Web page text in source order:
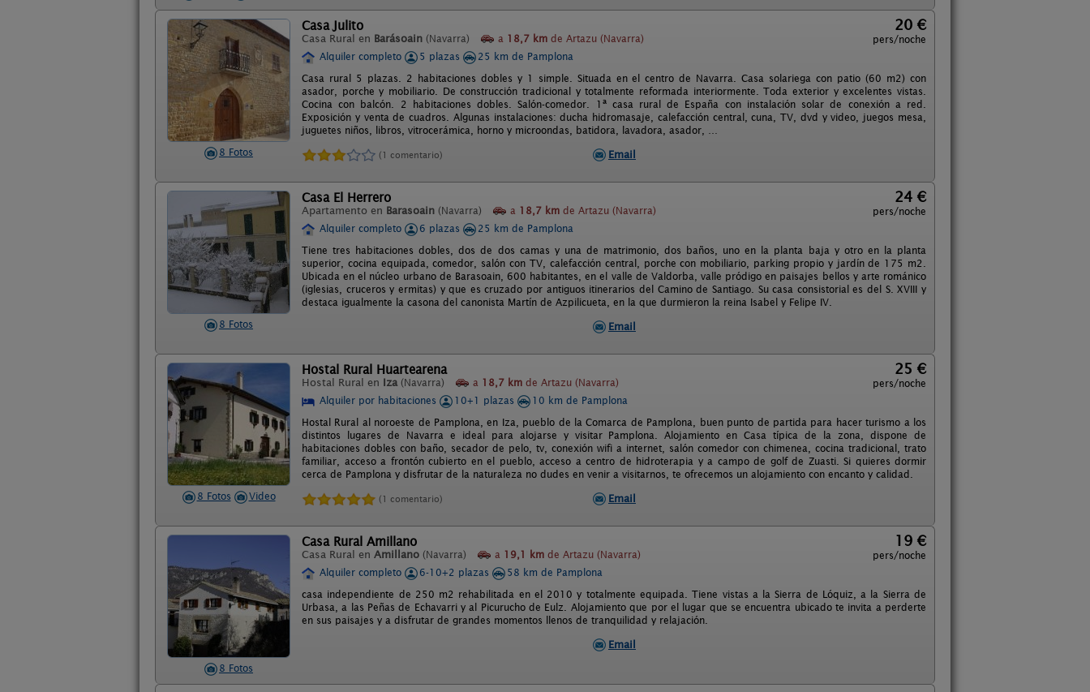
8 Fotos
Casa Julito
Casa Rural en Barásoain (Navarra) a 18,7 km de Artazu (Navarra)
20 €
pers/noche
Alquiler completo
5 plazas
25 km de Pamplona
Casa rural 5 plazas. 2 habitaciones dobles y 1 simple. Situada en el centro de Navarra. Casa solariega con patio (60 m2) con
asador, porche y mobiliario. De construcción tradicional y totalmente reformada interiormente. Toda exterior y excelentes vistas.
Cocina con balcón. 2 habitaciones dobles. Salón-comedor. 1ª casa rural de España con instalación solar de conexión a red.
Exposición y venta de cuadros. Algunas instalaciones: ducha hidromasaje, calefacción central, cuna, TV, dvd y video, juegos mesa,
juguetes niños, libros, vitrocerámica, horno y microondas, batidora, lavadora, asador, …
(1 comentario) Email
8 Fotos
Casa El Herrero
Apartamento en Barasoain (Navarra) a 18,7 km de Artazu (Navarra)
24 €
pers/noche
Alquiler completo
6 plazas
25 km de Pamplona
Tiene tres habitaciones dobles, dos de dos camas y una de matrimonio, dos baños, uno en la planta baja y otro en la planta
superior, cocina equipada, comedor, salón con TV, calefacción central, porche con mobiliario, parking propio y jardín de 175 m2.
Ubicada en el núcleo urbano de Barasoain, 600 habitantes, en el valle de Valdorba, valle pródigo en paisajes bellos y arte románico
(iglesias, cruceros y ermitas) y que es cruzado por antiguos itinerarios del Camino de Santiago. Su casa consistorial es del S. XVIII y
destaca igualmente la casona del canonista Martín de Azpilicueta, en la que durmieron la reina Isabel y Felipe IV.
Email
8 Fotos Video
Hostal Rural Huartearena
Hostal Rural en Iza (Navarra) a 18,7 km de Artazu (Navarra)
25 €
pers/noche
Alquiler por habitaciones
10+1 plazas
10 km de Pamplona
Hostal Rural al noroeste de Pamplona, en Iza, pueblo de la Comarca de Pamplona, buen punto de partida para hacer turismo a los
distintos lugares de Navarra e ideal para alojarse y visitar Pamplona. Alojamiento en Casa típica de la zona, dispone de
habitaciones dobles con baño, secador de pelo, tv, conexión wifi a internet, salón comedor con chimenea, cocina tradicional, trato
familiar, acceso a frontón cubierto en el pueblo, acceso a centro de hidroterapia y a campo de golf de Zuasti. Si quieres dormir
cerca de Pamplona y disfrutar de la naturaleza no dudes en venir a visitarnos, te ofrecemos un alojamiento con encanto y calidad.
(1 comentario) Email
8 Fotos
Casa Rural Amillano
Casa Rural en Amillano (Navarra) a 19,1 km de Artazu (Navarra)
19 €
pers/noche
Alquiler completo
6-10+2 plazas
58 km de Pamplona
casa independiente de 250 m2 rehabilitada en el 2010 y totalmente equipada. Tiene vistas a la Sierra de Lóquiz, a la Sierra de
Urbasa, a las Peñas de Echavarri y al Picurucho de Eulz. Alojamiento que por el lugar que se encuentra ubicado te invita a perderte
en sus paisajes y a disfrutar de grandes momentos llenos de tranquilidad y relajación.
Email